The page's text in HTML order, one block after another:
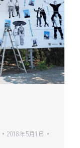
2018年5月1日